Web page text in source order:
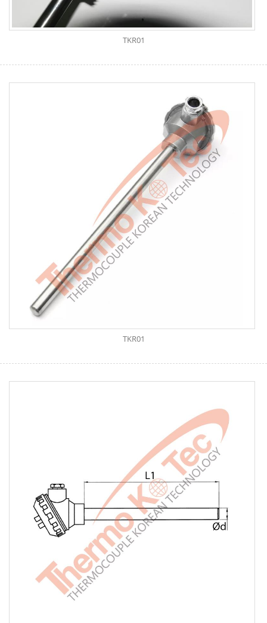
TKR01
TKR01